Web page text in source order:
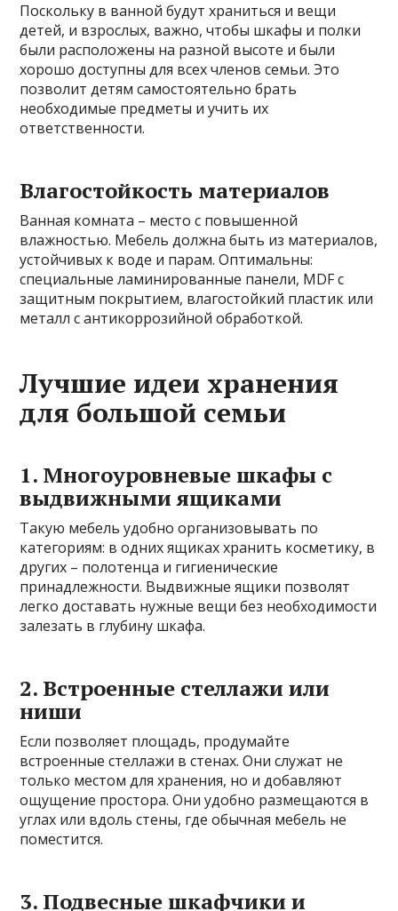
Поскольку в ванной будут храниться и вещи
детей, и взрослых, важно, чтобы шкафы и полки
были расположены на разной высоте и были
хорошо доступны для всех членов семьи. Это
позволит детям самостоятельно брать
необходимые предметы и учить их
ответственности.
Влагостойкость материалов
Ванная комната – место с повышенной
влажностью. Мебель должна быть из материалов,
устойчивых к воде и парам. Оптимальны:
специальные ламинированные панели, MDF с
защитным покрытием, влагостойкий пластик или
металл с антикоррозийной обработкой.
Лучшие идеи хранения
для большой семьи
1. Многоуровневые шкафы с
выдвижными ящиками
Такую мебель удобно организовывать по
категориям: в одних ящиках хранить косметику, в
других – полотенца и гигиенические
принадлежности. Выдвижные ящики позволят
легко доставать нужные вещи без необходимости
залезать в глубину шкафа.
2. Встроенные стеллажи или
ниши
Если позволяет площадь, продумайте
встроенные стеллажи в стенах. Они служат не
только местом для хранения, но и добавляют
ощущение простора. Они удобно размещаются в
углах или вдоль стены, где обычная мебель не
поместится.
3. Подвесные шкафчики и